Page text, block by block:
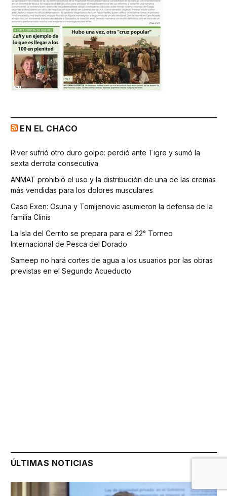
EN EL CHACO
River sufrió otro duro golpe: perdió ante Tigre y sumó la
sexta derrota consecutiva
ANMAT prohibió el uso y la distribución de una de las cremas
más vendidas para los dolores musculares
Caso Exen: Osuna y Tomljenovic asumieron la defensa de la
familia Clinis
La Isla del Cerrito se prepara para el 22° Torneo
Internacional de Pesca del Dorado
Sameep no hará cortes de agua a los usuarios por las obras
previstas en el Segundo Acueducto
ÚLTIMAS NOTICIAS